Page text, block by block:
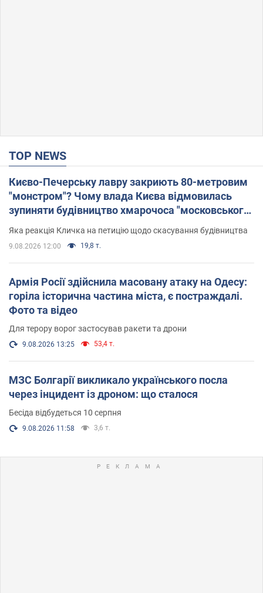
TOP NEWS
Києво-Печерську лавру закриють 80-метровим
"монстром"? Чому влада Києва відмовилась
зупиняти будівництво хмарочоса "московського
вірянина"
Яка реакція Кличка на петицію щодо скасування будівництва
9.08.2026 12:00 19,8 т.
Армія Росії здійснила масовану атаку на Одесу:
горіла історична частина міста, є постраждалі.
Фото та відео
Для терору ворог застосував ракети та дрони
9.08.2026 13:25 53,4 т.
МЗС Болгарії викликало українського посла
через інцидент із дроном: що сталося
Бесіда відбудеться 10 серпня
9.08.2026 11:58 3,6 т.